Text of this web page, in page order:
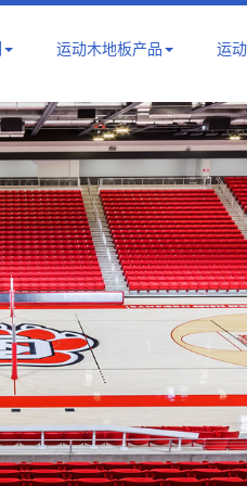
运动木地板产品 运